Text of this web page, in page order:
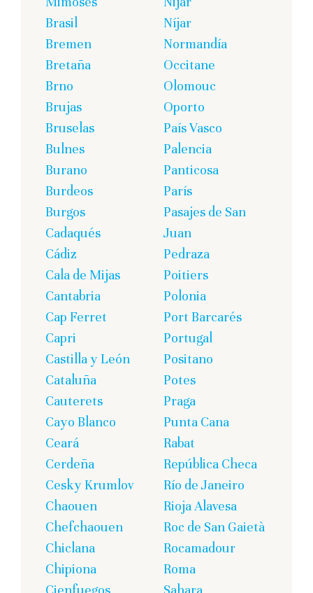
Brasil
Bremen
Bretaña
Brno
Brujas
Bruselas
Bulnes
Burano
Burdeos
Burgos
Cadaqués
Cádiz
Cala de Mijas
Cantabria
Cap Ferret
Capri
Castilla y León
Cataluña
Cauterets
Cayo Blanco
Ceará
Cerdeña
Cesky Krumlov
Chaouen
Chefchaouen
Chiclana
Chipiona
Níjar
Normandía
Occitane
Olomouc
Oporto
País Vasco
Palencia
Panticosa
París
Pasajes de San
Juan
Pedraza
Poitiers
Polonia
Port Barcarés
Portugal
Positano
Potes
Praga
Punta Cana
Rabat
República Checa
Río de Janeiro
Rioja Alavesa
Roc de San Gaietà
Rocamadour
Roma